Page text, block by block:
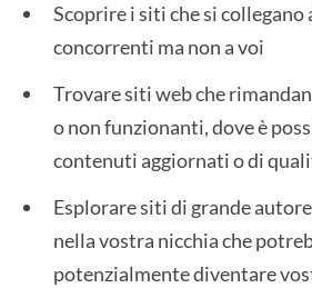
Scoprire i siti che si collegano
concorrenti ma non a voi
Trovare siti web che
o non funzionanti, dove è
contenuti aggiornati o di
Esplorare siti di grande
nella vostra nicchia che
potenzialmente diventare